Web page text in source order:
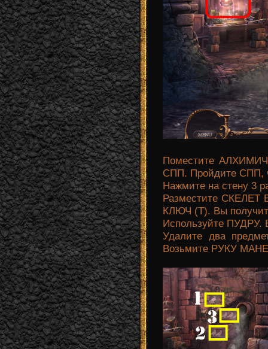
Поместите
СПП. Пройдите СПП,
Нажмите на стену 3
Разместите СКЕЛЕТ
КЛЮЧ (T). Вы
Используйте ПУДРУ.
Удалите два
Возьмите РУКУ